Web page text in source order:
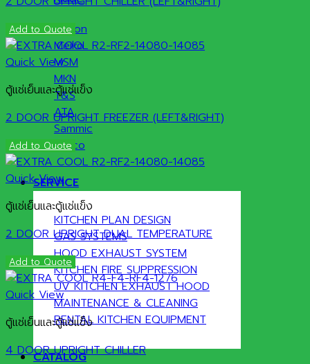
Halton
Meiko
MSM
MKN
T&S
ATA
Sammic
Hatco
SERVICE
KITCHEN PLAN DESIGN
GAS SYSTEMS
HOOD EXHAUST SYSTEM
KITCHEN FIRE SUPPRESSION
UV KITCHEN EXHAUST HOOD
MAINTENANCE & CLEANING
RENTAL KITCHEN EQUIPMENT
CATALOG
Add to Quote
Quick View
ตู้แช่เย็นและตู้แช่แข็ง
2 DOOR UPRIGHT FREEZER (LEFT&RIGHT)
Add to Quote
Quick View
ตู้แช่เย็นและตู้แช่แข็ง
2 DOOR UPRIGHT DUAL TEMPERATURE
Add to Quote
Quick View
ตู้แช่เย็นและตู้แช่แข็ง
4 DOOR UPRIGHT CHILLER